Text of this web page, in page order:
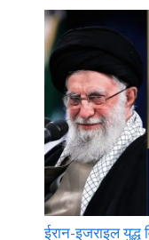
ईरान-इजराइल युद्ध